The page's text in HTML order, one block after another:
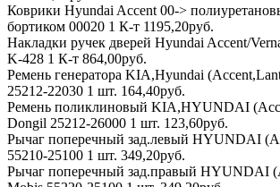
Коврики Hyundai Accent 00->
бортиком 00020 1 К-т 1195,20руб.
Накладки ручек дверей Hyundai Accent/
K-428 1 К-т 864,00руб.
Ремень генератора KIA,Hyundai
25212-22030 1 шт. 164,40руб.
Ремень поликлиновый KIA,HYUNDAI
Dongil 25212-26000 1 шт. 123,60руб.
Рычаг поперечный зад.левый HYUNDAI
55210-25100 1 шт. 349,20руб.
Рычаг поперечный зад.правый HYUNDAI